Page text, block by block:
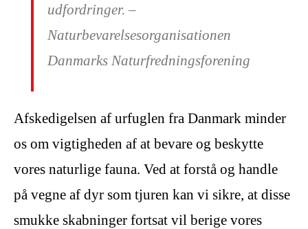
udfordringer. –
Naturbevarelsesorganisationen
Danmarks Naturfredningsforening
Afskedigelsen af urfuglen fra Danmark minder
os om vigtigheden af at bevare og beskytte
vores naturlige fauna. Ved at forstå og handle
på vegne af dyr som tjuren kan vi sikre, at disse
smukke skabninger fortsat vil berige vores